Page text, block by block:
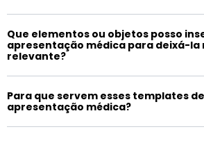
Que elementos ou objetos posso
apresentação médica para deixá-la
relevante?
Para que servem esses templates de
apresentação médica?